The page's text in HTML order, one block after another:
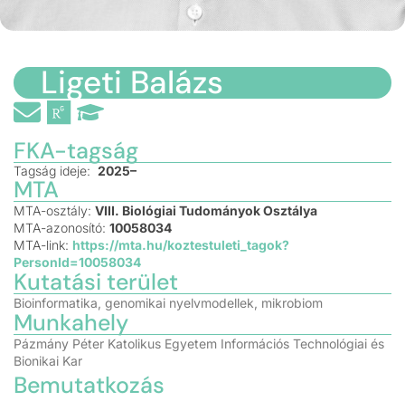
Ligeti Balázs
FKA-tagság
Tagság ideje: 2025–
MTA
MTA-osztály: VIII. Biológiai Tudományok Osztálya
MTA-azonosító: 10058034
MTA-link: https://mta.hu/koztestuleti_tagok?
PersonId=10058034
Kutatási terület
Bioinformatika, genomikai nyelvmodellek, mikrobiom
Munkahely
Pázmány Péter Katolikus Egyetem Információs Technológiai és
Bionikai Kar
Bemutatkozás